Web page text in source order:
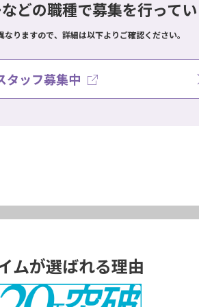
どの職種で募集を行って
りますので、詳細は以下よりご確認ください。
タッフ募集中
ムが選ばれる理由